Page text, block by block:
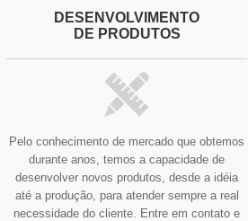
DESENVOLVIMENTO
DE PRODUTOS
Pelo conhecimento de mercado que obtemos
durante anos, temos a capacidade de
desenvolver novos produtos, desde a idéia
até a produção, para atender sempre a real
necessidade do cliente. Entre em contato e